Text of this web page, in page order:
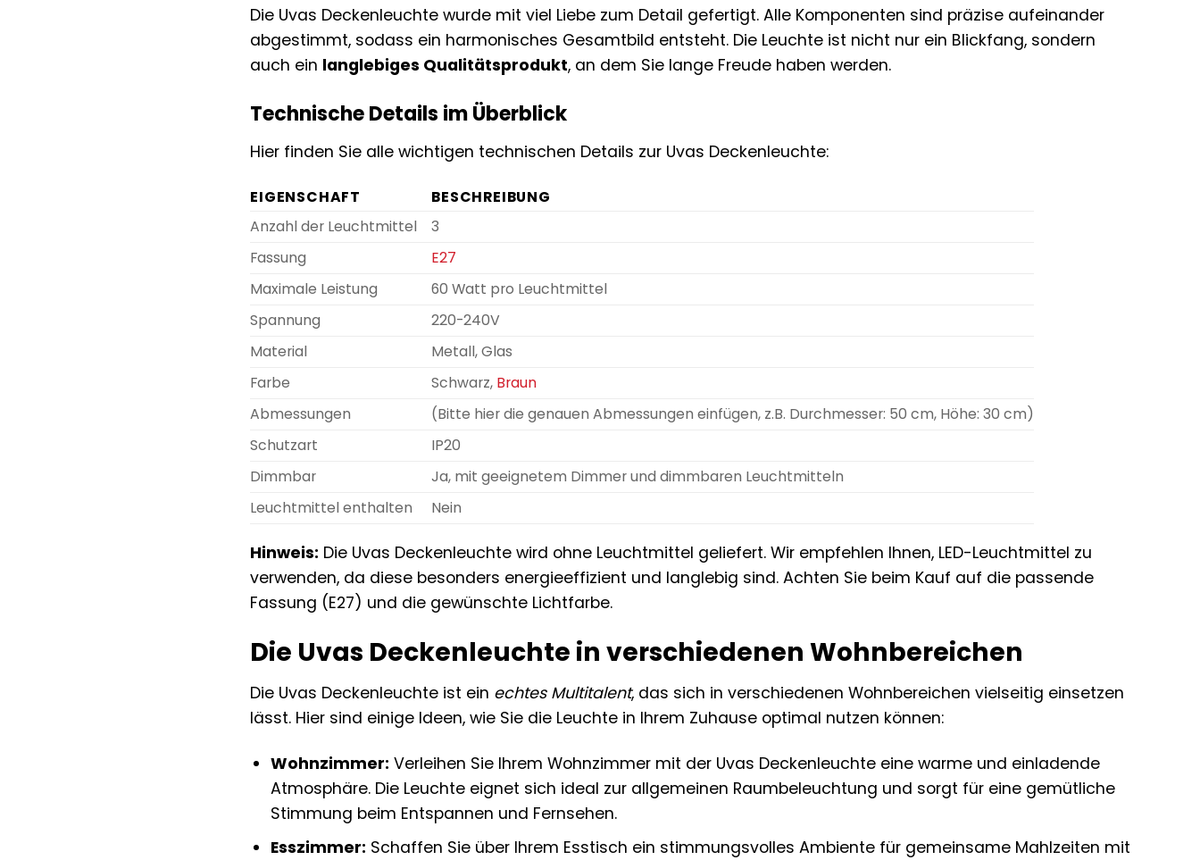
Die Uvas Deckenleuchte wurde mit viel Liebe zum Detail gefertigt. Alle Komponenten sind präzise aufeinander
abgestimmt, sodass ein harmonisches Gesamtbild entsteht. Die Leuchte ist nicht nur ein Blickfang, sondern
auch ein langlebiges Qualitätsprodukt, an dem Sie lange Freude haben werden.
Technische Details im Überblick
Hier finden Sie alle wichtigen technischen Details zur Uvas Deckenleuchte:
EIGENSCHAFT
BESCHREIBUNG
Anzahl der Leuchtmittel
3
Fassung
E27
Maximale Leistung
60 Watt pro Leuchtmittel
Spannung
220-240V
Material
Metall, Glas
Farbe
Schwarz, Braun
Abmessungen
(Bitte hier die genauen Abmessungen einfügen, z.B. Durchmesser: 50 cm, Höhe: 30 cm)
Schutzart
IP20
Dimmbar
Ja, mit geeignetem Dimmer und dimmbaren Leuchtmitteln
Leuchtmittel enthalten
Nein
Hinweis: Die Uvas Deckenleuchte wird ohne Leuchtmittel geliefert. Wir empfehlen Ihnen, LED-Leuchtmittel zu
verwenden, da diese besonders energieeffizient und langlebig sind. Achten Sie beim Kauf auf die passende
Fassung (E27) und die gewünschte Lichtfarbe.
Die Uvas Deckenleuchte in verschiedenen Wohnbereichen
Die Uvas Deckenleuchte ist ein echtes Multitalent, das sich in verschiedenen Wohnbereichen vielseitig einsetzen
lässt. Hier sind einige Ideen, wie Sie die Leuchte in Ihrem Zuhause optimal nutzen können:
Wohnzimmer: Verleihen Sie Ihrem Wohnzimmer mit der Uvas Deckenleuchte eine warme und einladende
Atmosphäre. Die Leuchte eignet sich ideal zur allgemeinen Raumbeleuchtung und sorgt für eine gemütliche
Stimmung beim Entspannen und Fernsehen.
Esszimmer: Schaffen Sie über Ihrem Esstisch ein stimmungsvolles Ambiente für gemeinsame Mahlzeiten mit